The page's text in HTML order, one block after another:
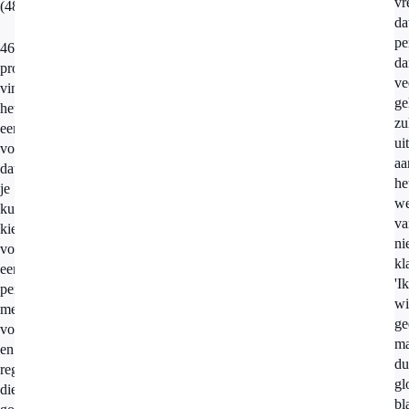
(48%).
46
procent
vindt
het
een
voordeel
dat
je
kunt
kiezen
voor
een
pensioenuitvoerder
met
voorwaarden
en
regelingen
die
'Ik